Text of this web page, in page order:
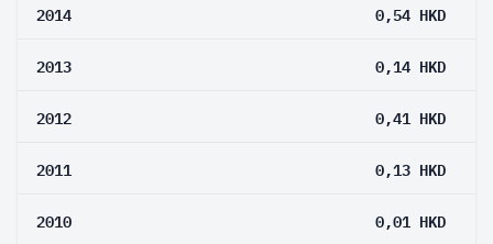
2014 0,54 HKD
2013 0,14 HKD
2012 0,41 HKD
2011 0,13 HKD
2010 0,01 HKD